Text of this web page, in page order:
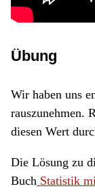
Übung
Wir haben uns
rauszunehmen.
diesen Wert
Die Lösung zu
Buch Statistik